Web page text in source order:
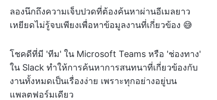
ลองนึกถึงความเจ็บปวดที่ต้องค้นหาผ่านอีเมลยาว
เหยียดไม่รู้จบเพียงเพื่อหาข้อมูลงานที่เกี่ยวข้อง 😅
โชคดีที่มี 'ทีม' ใน Microsoft Teams หรือ 'ช่องทาง'
ใน Slack ทำให้การค้นหาการสนทนาที่เกี่ยวข้องกับ
งานทั้งหมดเป็นเรื่องง่าย เพราะทุกอย่างอยู่บน
แพลตฟอร์มเดียว